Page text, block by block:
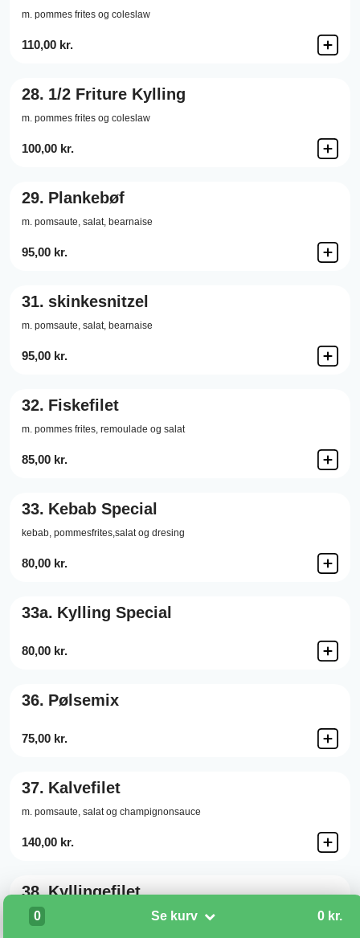
m. pommes frites og coleslaw
110,00 kr.
28. 1/2 Friture Kylling
m. pommes frites og coleslaw
100,00 kr.
29. Plankebøf
m. pomsaute, salat, bearnaise
95,00 kr.
31. skinkesnitzel
m. pomsaute, salat, bearnaise
95,00 kr.
32. Fiskefilet
m. pommes frites, remoulade og salat
85,00 kr.
33. Kebab Special
kebab, pommesfrites,salat og dresing
80,00 kr.
33a. Kylling Special
80,00 kr.
36. Pølsemix
75,00 kr.
37. Kalvefilet
m. pomsaute, salat og champignonsauce
140,00 kr.
38. Kyllingefilet
m. pomsaute, salat og champignonsauce
0 Se kurv 0 kr.